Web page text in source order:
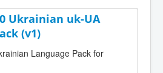
Ukrainian uk-UA
(v1)
Language Pack for